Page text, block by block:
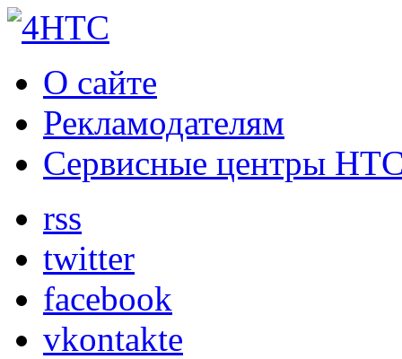
О сайте
Рекламодателям
Сервисные центры
rss
twitter
facebook
vkontakte